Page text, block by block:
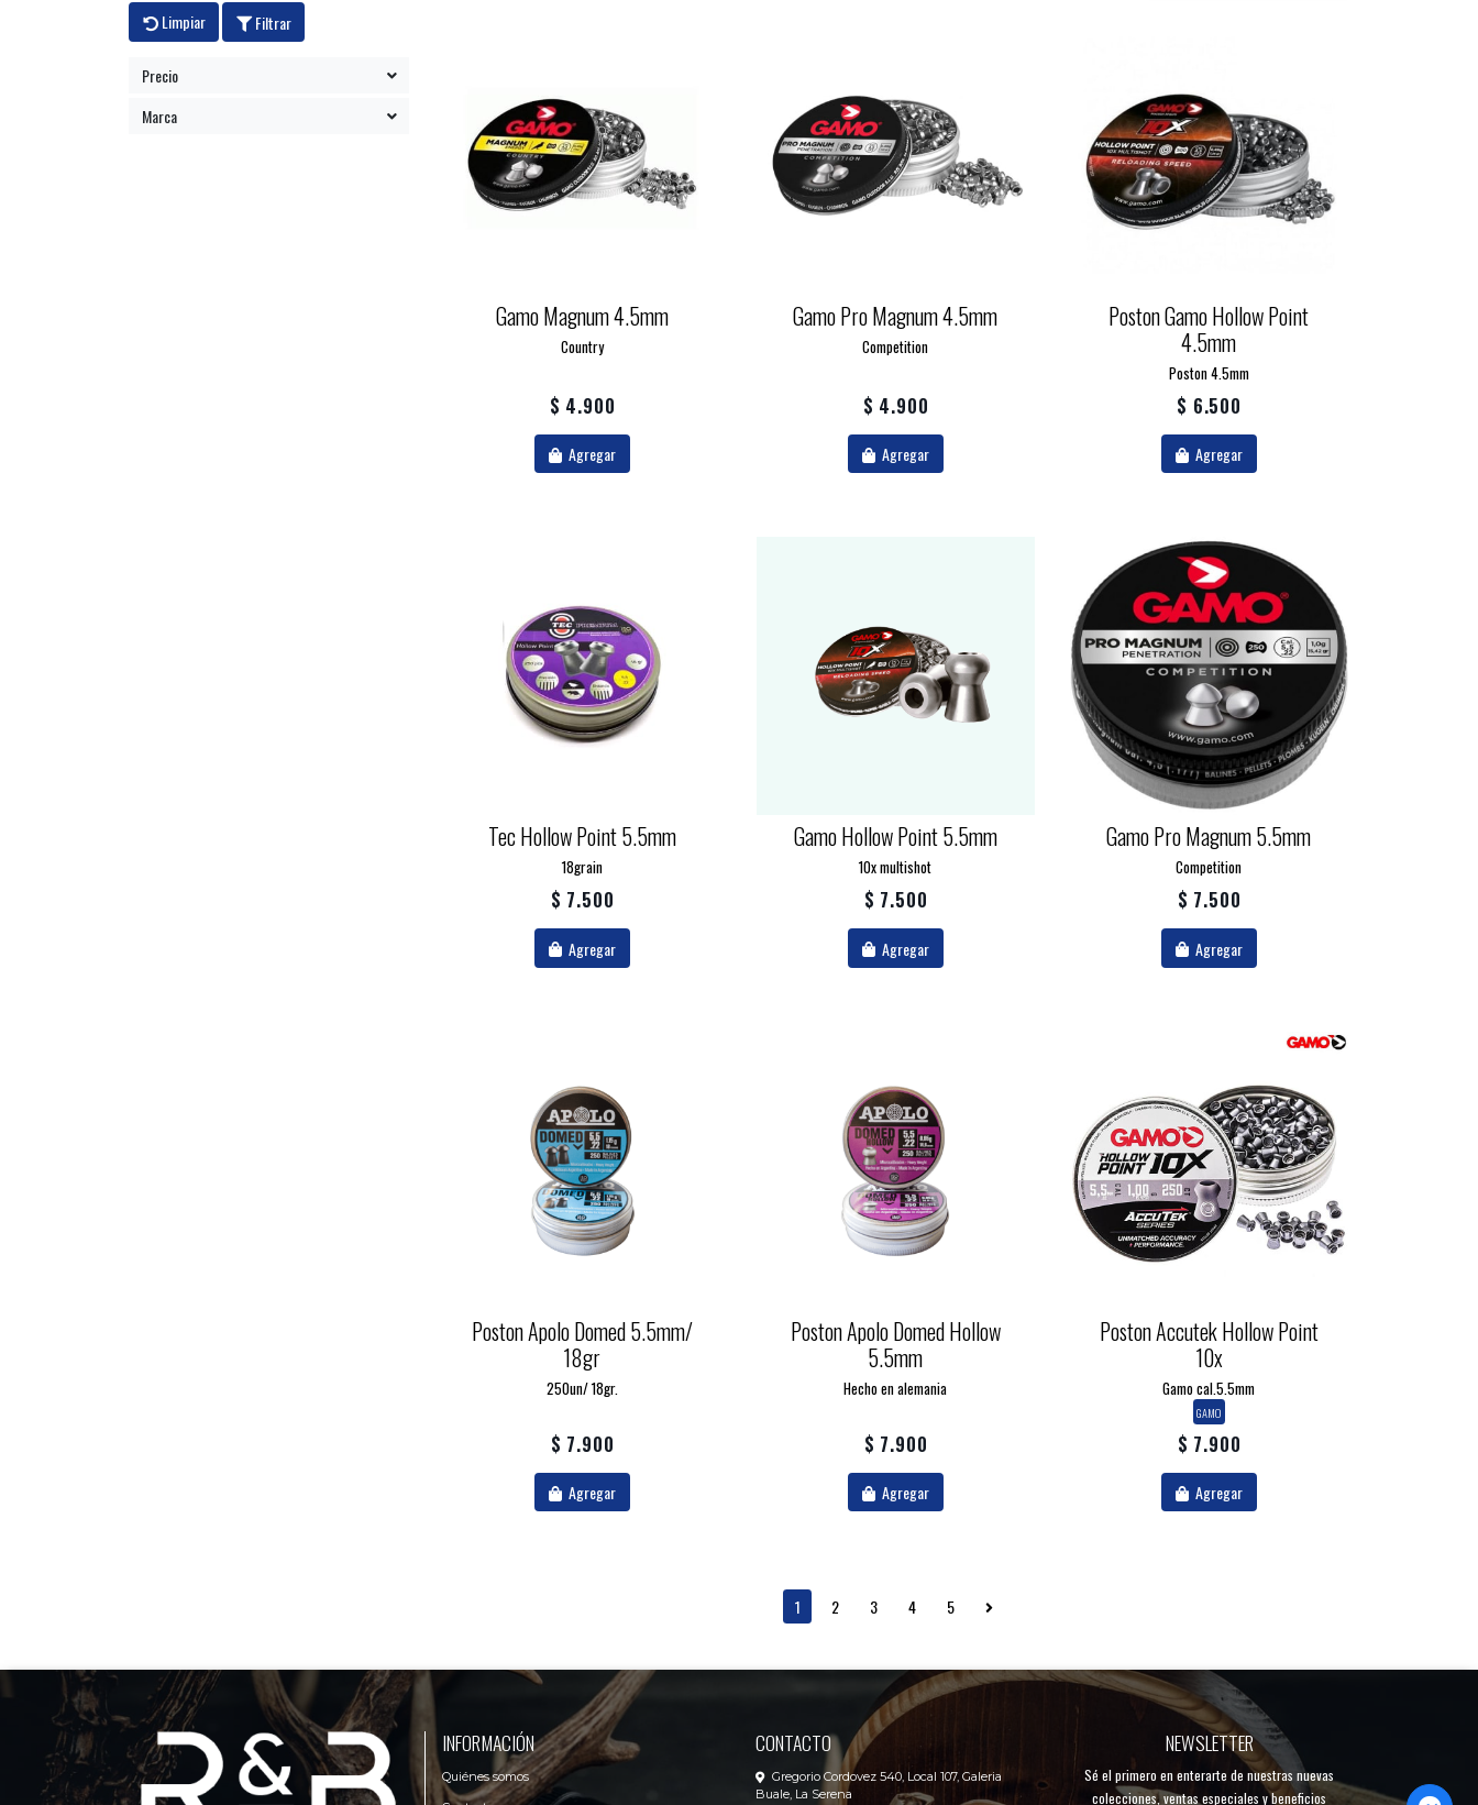
Limpiar Filtrar
Precio
Marca
Gamo Magnum 4.5mm
Country
$ 4.900
Agregar
Gamo Pro Magnum 4.5mm
Competition
$ 4.900
Agregar
Poston Gamo Hollow Point
4.5mm
Poston 4.5mm
$ 6.500
Agregar
Tec Hollow Point 5.5mm
18grain
$ 7.500
Agregar
Gamo Hollow Point 5.5mm
10x multishot
$ 7.500
Agregar
Gamo Pro Magnum 5.5mm
Competition
$ 7.500
Agregar
Poston Apolo Domed 5.5mm/
18gr
250un/ 18gr.
$ 7.900
Agregar
Poston Apolo Domed Hollow
5.5mm
Hecho en alemania
$ 7.900
Agregar
Poston Accutek Hollow Point
10x
Gamo cal.5.5mm
GAMO
$ 7.900
Agregar
1 2 3 4 5
INFORMACIÓN
Quiénes somos
CONTACTO
Gregorio Cordovez 540, Local 107, Galeria
Buale, La Serena
NEWSLETTER
Sé el primero en enterarte de nuestras nuevas
colecciones, ventas especiales y beneficios